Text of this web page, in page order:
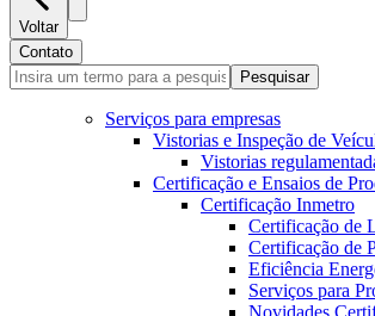
Voltar
Contato
Pesquisar
Serviços para empresas
Vistorias e Inspeção de
Vistorias
Certificação e Ensaios de
Certificação Inmetro
Certificação de
Certificação de
Eficiência
Serviços para